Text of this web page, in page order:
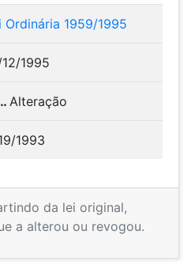
Ordinária 1959/1995
1995
Alteração
1993
da lei original,
a alterou ou revogou.